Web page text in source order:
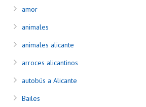
amor
animales
animales alicante
arroces alicantinos
autobús a Alicante
Bailes